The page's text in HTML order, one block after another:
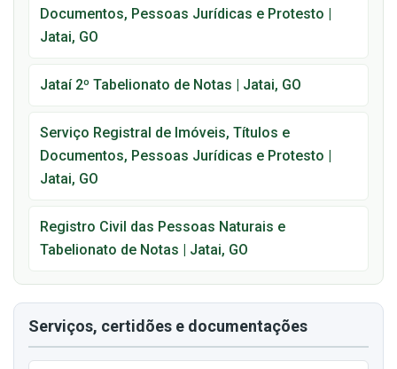
Documentos, Pessoas Jurídicas e Protesto |
Jatai, GO
Jataí 2º Tabelionato de Notas | Jatai, GO
Serviço Registral de Imóveis, Títulos e
Documentos, Pessoas Jurídicas e Protesto |
Jatai, GO
Registro Civil das Pessoas Naturais e
Tabelionato de Notas | Jatai, GO
Serviços, certidões e documentações